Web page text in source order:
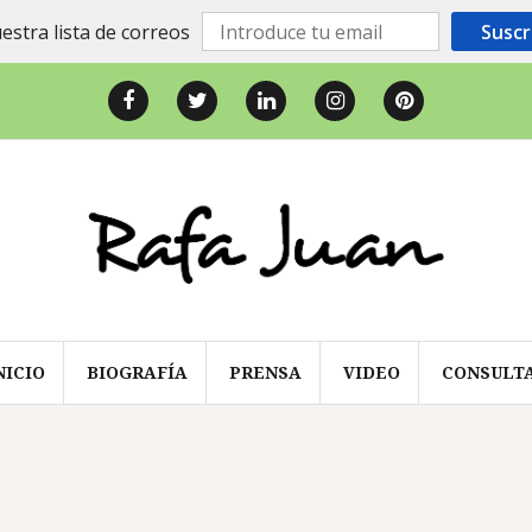
lista de correos
FacebookTwitter LinkedInInstagramPinterest
BIOGRAFÍA PRENSA VIDEO